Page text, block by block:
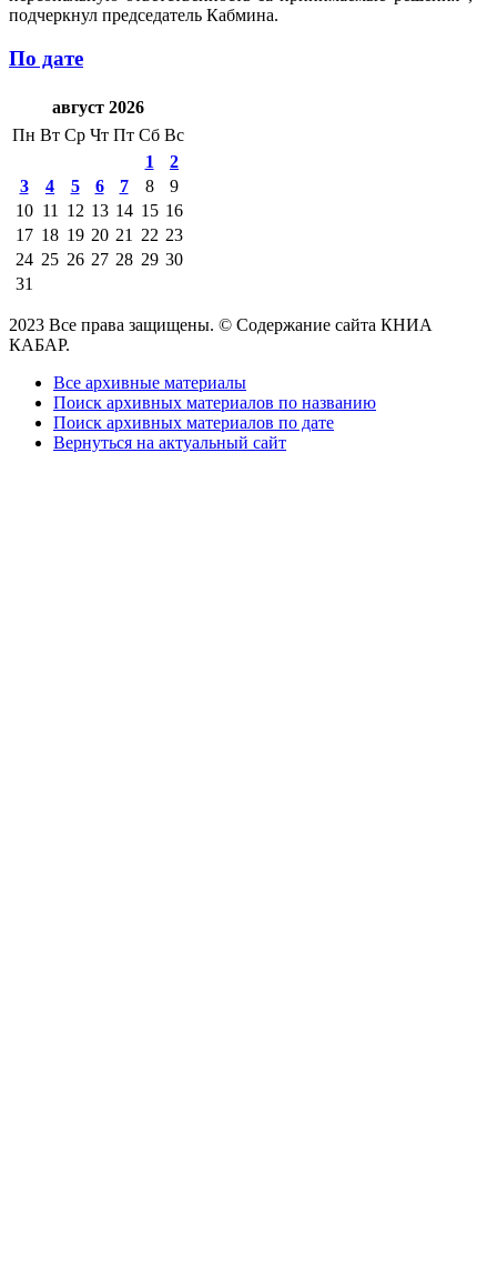
подчеркнул председатель Кабмина.
По дате
август 2026
Пн Вт Ср Чт Пт Сб Вс
1
2
3
4 5 6 7 8
9
10 11 12 13 14 15 16
17 18 19 20 21 22 23
24 25 26 27 28 29 30
31
2023 Все права защищены. © Содержание сайта КНИА
КАБАР.
Все архивные материалы
Поиск архивных материалов по названию
Поиск архивных материалов по дате
Вернуться на актуальный сайт